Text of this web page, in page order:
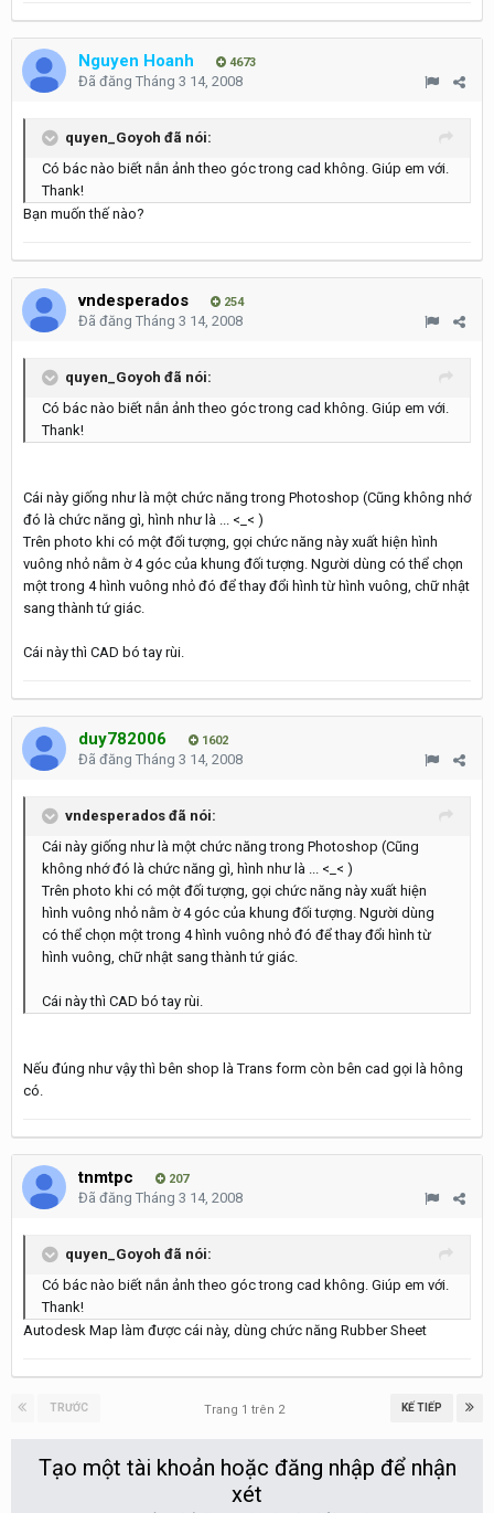
Nguyen Hoanh 4673
Đã đăng Tháng 3 14, 2008
quyen_Goyoh đã nói:
Có bác nào biết nắn ảnh theo góc trong cad không. Giúp em với.
Thank!
Bạn muốn thế nào?
vndesperados 254
Đã đăng Tháng 3 14, 2008
quyen_Goyoh đã nói:
Có bác nào biết nắn ảnh theo góc trong cad không. Giúp em với.
Thank!
Cái này giống như là một chức năng trong Photoshop (Cũng không nhớ
đó là chức năng gì, hình như là ... <_< )
Trên photo khi có một đối tượng, gọi chức năng này xuất hiện hình
vuông nhỏ nằm ờ 4 góc của khung đối tượng. Người dùng có thể chọn
một trong 4 hình vuông nhỏ đó để thay đổi hình từ hình vuông, chữ nhật
sang thành tứ giác.
Cái này thì CAD bó tay rùi.
duy782006 1602
Đã đăng Tháng 3 14, 2008
vndesperados đã nói:
Cái này giống như là một chức năng trong Photoshop (Cũng
không nhớ đó là chức năng gì, hình như là ... <_< )
Trên photo khi có một đối tượng, gọi chức năng này xuất hiện
hình vuông nhỏ nằm ờ 4 góc của khung đối tượng. Người dùng
có thể chọn một trong 4 hình vuông nhỏ đó để thay đổi hình từ
hình vuông, chữ nhật sang thành tứ giác.
Cái này thì CAD bó tay rùi.
Nếu đúng như vậy thì bên shop là Trans form còn bên cad gọi là hông
có.
tnmtpc 207
Đã đăng Tháng 3 14, 2008
quyen_Goyoh đã nói:
Có bác nào biết nắn ảnh theo góc trong cad không. Giúp em với.
Thank!
Autodesk Map làm được cái này, dùng chức năng Rubber Sheet
TRƯỚC KẾ TIẾP
Trang 1 trên 2
Tạo một tài khoản hoặc đăng nhập để nhận
xét